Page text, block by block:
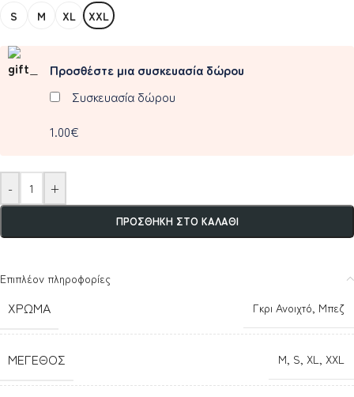
S M XL XXL
Προσθέστε μια συσκευασία δώρου
Συσκευασία δώρου
1.00€
- +
ΠΡΟΣΘΉΚΗ ΣΤΟ ΚΑΛΆΘΙ
Επιπλέον πληροφορίες
ΧΡΏΜΑ Γκρι Ανοιχτό, Μπεζ
ΜΈΓΕΘΟΣ M, S, XL , XXL